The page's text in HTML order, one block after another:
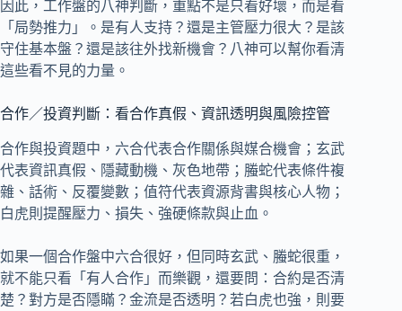
因此，工作盤的八神判斷，重點不是只看好壞，而是看
「局勢推力」。是有人支持？還是主管壓力很大？是該
守住基本盤？還是該往外找新機會？八神可以幫你看清
這些看不見的力量。
合作／投資判斷：看合作真假、資訊透明與風險控管
合作與投資題中，六合代表合作關係與媒合機會；玄武
代表資訊真假、隱藏動機、灰色地帶；螣蛇代表條件複
雜、話術、反覆變數；值符代表資源背書與核心人物；
白虎則提醒壓力、損失、強硬條款與止血。
如果一個合作盤中六合很好，但同時玄武、螣蛇很重，
就不能只看「有人合作」而樂觀，還要問：合約是否清
楚？對方是否隱瞞？金流是否透明？若白虎也強，則要